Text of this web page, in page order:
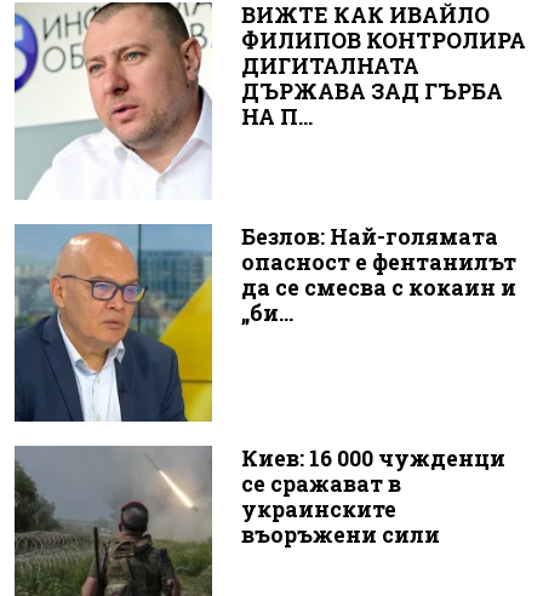
ВИЖТЕ КАК ИВАЙЛО
ФИЛИПОВ КОНТРОЛИРА
ДИГИТАЛНАТА
ДЪРЖАВА ЗАД ГЪРБА
НА П...
Безлов: Най-голямата
опасност е фентанилът
да се смесва с кокаин и
„би...
Киев: 16 000 чужденци
се сражават в
украинските
въоръжени сили